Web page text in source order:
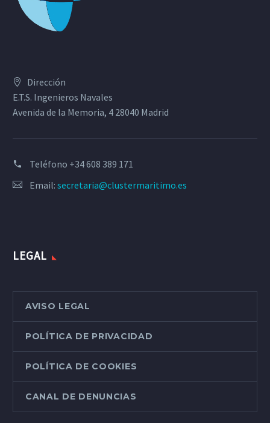
Dirección
E.T.S. Ingenieros Navales
Avenida de la Memoria, 4 28040 Madrid
Teléfono +34 608 389 171
Email: secretaria@clustermaritimo.es
LEGAL
AVISO LEGAL
POLÍTICA DE PRIVACIDAD
POLÍTICA DE COOKIES
CANAL DE DENUNCIAS